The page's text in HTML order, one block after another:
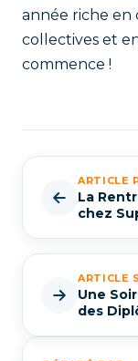
année riche en
collectives et
commence !
ARTICLE
La
chez
ARTICLE
Une
des